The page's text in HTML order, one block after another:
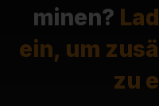
minen?
ein, um
zu